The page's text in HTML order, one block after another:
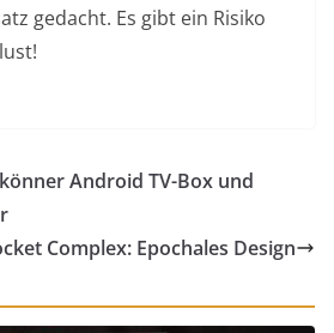
gedacht. Es gibt ein Risiko
Android TV-Box und
Complex: Epochales Design